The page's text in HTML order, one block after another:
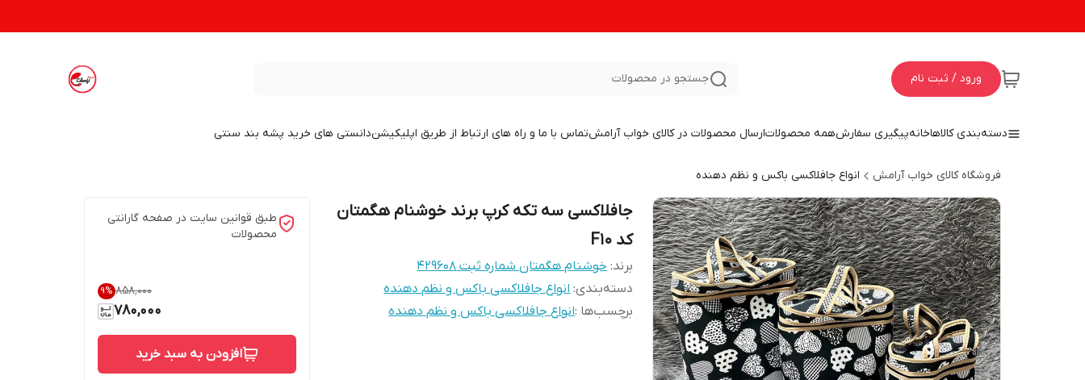
ورود / ثبت نام جستجو در محصولات
دسته‌بندی کالاهاخانهپیگیری سفارشهمه محصولاتارسال محصولات در کالای خواب آرامشتماس با ما و راه های ارتباط از طریق اپلیکیشندانستی های خرید پشه بند سنتی
فروشگاه کالای خواب آرامش انواع جافلاکسی باکس و نظم دهنده
جافلاکسی سه تکه کرپ برند خوشنام هگمتان
کد F10
برند: خوشنام هگمتان شماره ثبت ۴۲۹۶۰۸
دسته‌بندی:انواع جافلاکسی باکس و نظم دهنده
برچسب‌ها :انواع جافلاکسی باکس و نظم دهنده
طبق قوانین سایت در صفحه گارانتی
محصولات
۸۵۸٬۰۰۰ 9%
780,000
افزودن به سبد خرید